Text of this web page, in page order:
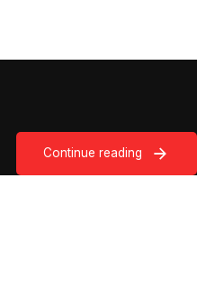
Continue reading